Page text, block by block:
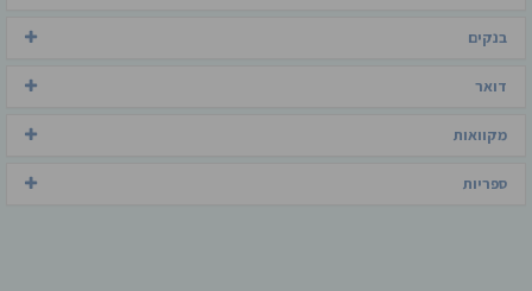
בנקים
דואר
מקוואות
ספריות